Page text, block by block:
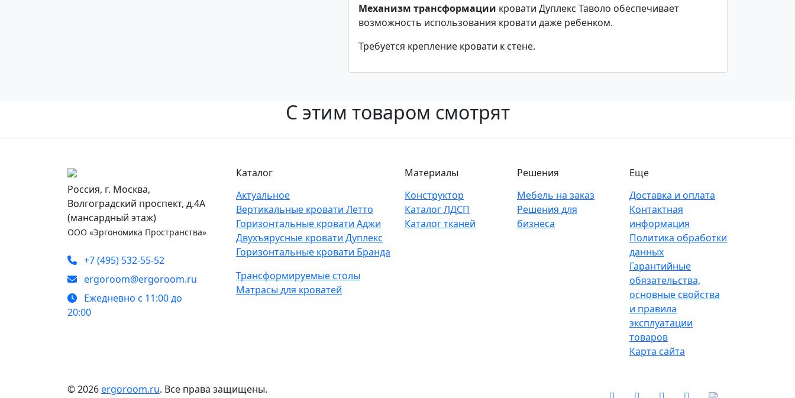
Механизм трансформации кровати Дуплекс Таволо обеспечивает
возможность использования кровати даже ребенком.
Требуется крепление кровати к стене.
С этим товаром смотрят
Россия, г. Москва,
Волгоградский проспект, д.4А
(мансардный этаж)
ООО «Эргономика Пространства»
+7 (495) 532-55-52
ergoroom@ergoroom.ru
Ежедневно с 11:00 до
20:00
Каталог
Актуальное
Вертикальные кровати Летто
Горизонтальные кровати Аджи
Двухъярусные кровати Дуплекс
Горизонтальные кровати Бранда
Трансформируемые столы
Матрасы для кроватей
Материалы
Конструктор
Каталог ЛДСП
Каталог тканей
Решения
Мебель на заказ
Решения для
бизнеса
Еще
Доставка и оплата
Контактная
информация
Политика обработки
данных
Гарантийные
обязательства,
основные свойства
и правила
эксплуатации
товаров
Карта сайта
© 2026ergoroom.ru. Все права защищены.